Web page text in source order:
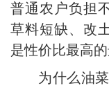
普通农户负担
草料短缺、改
是性价比最高的
为什么油